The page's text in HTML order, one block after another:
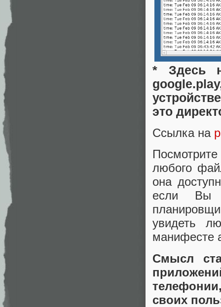
* Здесь
это
Ссылка на
любого
она
если Вы
увидеть
манифесте
Смысл
своих